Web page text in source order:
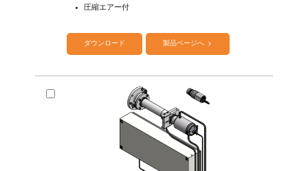
圧縮エアー付
カタログ CellaTemp PA
ダウンロード 製品ページへ